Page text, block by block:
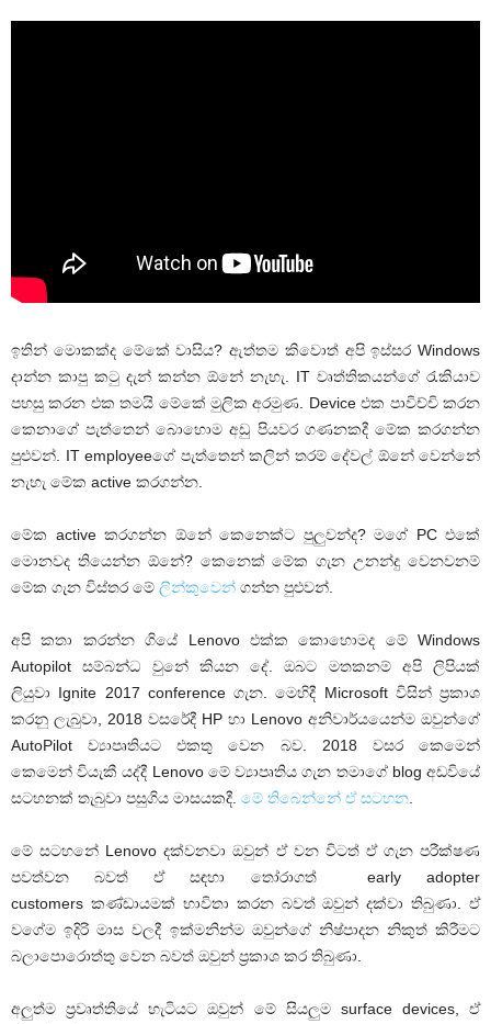
ඉතින් මොකක්ද මේකේ වාසිය? ඇත්තම කිවොත් අපි ඉස්සර Windows
දාන්න කාපු කටු දැන් කන්න ඕනේ නැහැ. IT වෘත්තිකයන්ගේ රැකියාව
පහසු කරන එක තමයි මේකේ මුලික අරමුණ. Device එක පාවිච්චි කරන
කෙනාගේ පැත්තෙන් බොහොම අඩු පියවර ගණනකදී මේක කරගන්න
පුළුවන්. IT employeeගේ පැත්තෙන් කලින් තරම් දේවල් ඕනේ වෙන්නේ
නැහැ මේක active කරගන්න.
මේක active කරගන්න ඕනේ කෙනෙක්ට පුලුවන්ද? මගේ PC එකේ
මොනවද තියෙන්න ඕනේ? කෙනෙක් මේක ගැන උනන්දු වෙනවනම්
මේක ගැන විස්තර මේ ලින්කුවෙන් ගන්න පුළුවන්.
අපි කතා කරන්න ගියේ Lenovo එක්ක කොහොමද මේ Windows
Autopilot සම්බන්ධ වුනේ කියන දේ. ඔබට මතකනම් අපි ලිපියක්
ලියුවා Ignite 2017 conference ගැන. මෙහිදී Microsoft විසින් ප්‍රකාශ
කරනු ලැබුවා, 2018 වසරේදී HP හා Lenovo අනිවාර්යයෙන්ම ඔවුන්ගේ
AutoPilot ව්‍යාපෘතියට එකතු වෙන බව. 2018 වසර කෙමෙන්
කෙමෙන් වියැකී යද්දී Lenovo මේ ව්‍යාපෘතිය ගැන තමාගේ blog අඩවියේ
සටහනක් තැබුවා පසුගිය මාසයකදී. මේ තිබෙන්නේ ඒ සටහන
මේ සටහනේ Lenovo දක්වනවා ඔවුන් ඒ වන විටත් ඒ ගැන පරීක්ෂණ
පවත්වන බවත් ඒ සඳහා තෝරාගත් early adopter
customers කණ්ඩායමක් භාවිතා කරන බවත් ඔවුන් දක්වා තිබුණා. ඒ
වගේම ඉදිරි මාස වලදී ඉක්මනින්ම ඔවුන්ගේ නිෂ්පාදන නිකුත් කිරීමට
බලාපොරොත්තු වෙන බවත් ඔවුන් ප්‍රකාශ කර තිබුණා.
අලුත්ම ප්‍රවෘත්තියේ හැටියට ඔවුන් මේ සියලුම surface devices, ඒ